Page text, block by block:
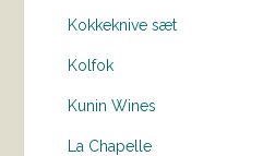
Kokkeknive sæt
Kolfok
Kunin Wines
La Chapelle